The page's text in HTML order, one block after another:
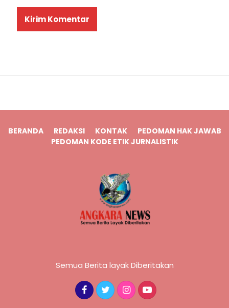
BERANDA REDAKSI KONTAK
PEDOMAN HAK JAWAB
PEDOMAN KODE ETIK JURNALISTIK
Semua Berita layak Diberitakan